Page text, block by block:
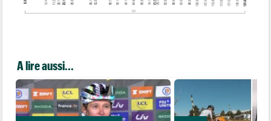
A lire aussi...